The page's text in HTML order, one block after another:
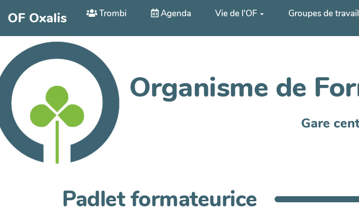
Aller au contenu principal
OF Oxalis Trombi Agenda Vie de l'OF Groupes de travail
Organisme de
Gare
Padlet formateurice